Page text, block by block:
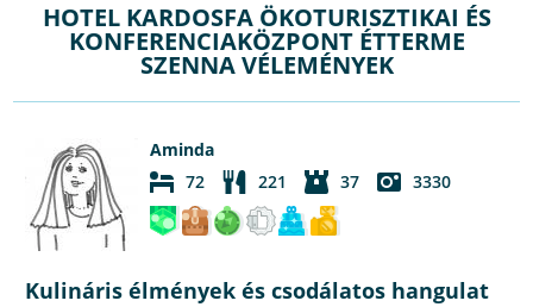
HOTEL KARDOSFA ÖKOTURISZTIKAI ÉS
KONFERENCIAKÖZPONT ÉTTERME
SZENNA VÉLEMÉNYEK
Aminda
72
221 37 3330
Kulináris élmények és csodálatos hangulat